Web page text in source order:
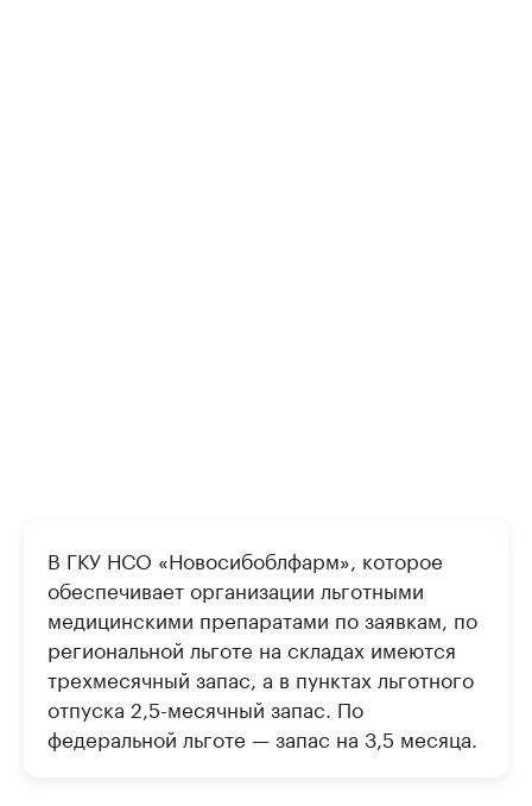
В ГКУ НСО «Новосибоблфарм», которое
обеспечивает организации льготными
медицинскими препаратами по заявкам, по
региональной льготе на складах имеются
трехмесячный запас, а в пунктах льготного
отпуска 2,5-месячный запас. По
федеральной льготе — запас на 3,5 месяца.